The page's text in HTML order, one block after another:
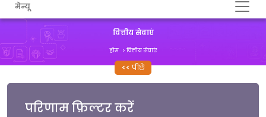
मेन्यू
वित्तीय सेवाएं
होम वित्तीय सेवाएं
पीछे
परिणाम फ़िल्टर करें